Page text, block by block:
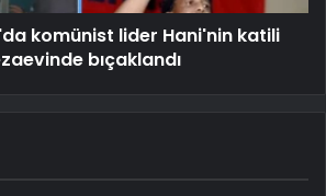
komünist lider Hani'nin katili
bıçaklandı